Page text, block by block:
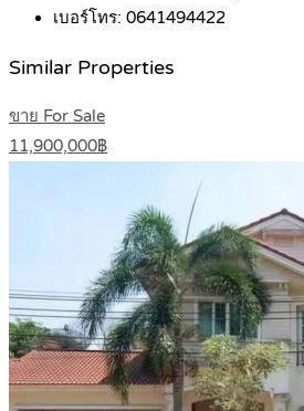
เบอร์โทร: 0641494422
Similar Properties
ขาย For Sale
11,900,000฿